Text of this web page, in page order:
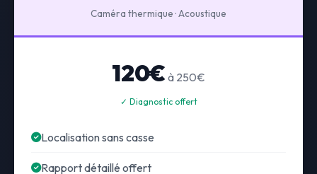
Caméra thermique · Acoustique
120€ à 250€
✓ Diagnostic offert
Localisation sans casse
Rapport détaillé offert